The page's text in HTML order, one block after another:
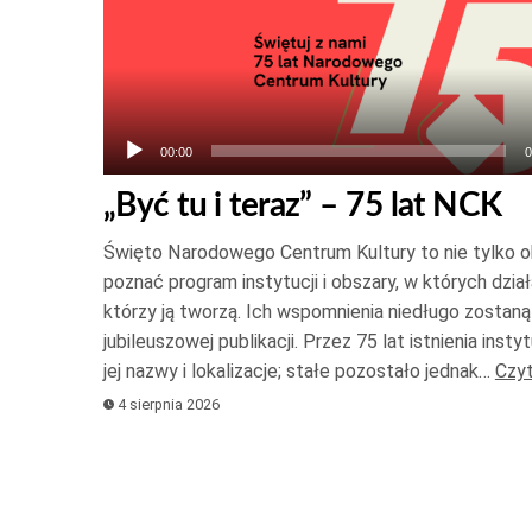
00:00
„Być tu i teraz” – 75 lat NCK
Święto Narodowego Centrum Kultury to nie tylko
poznać program instytucji i obszary, w których
którzy ją tworzą. Ich wspomnienia niedługo
jubileuszowej publikacji. Przez 75 lat istnienia
jej nazwy i lokalizacje; stałe pozostało jednak…
4 sierpnia 2026